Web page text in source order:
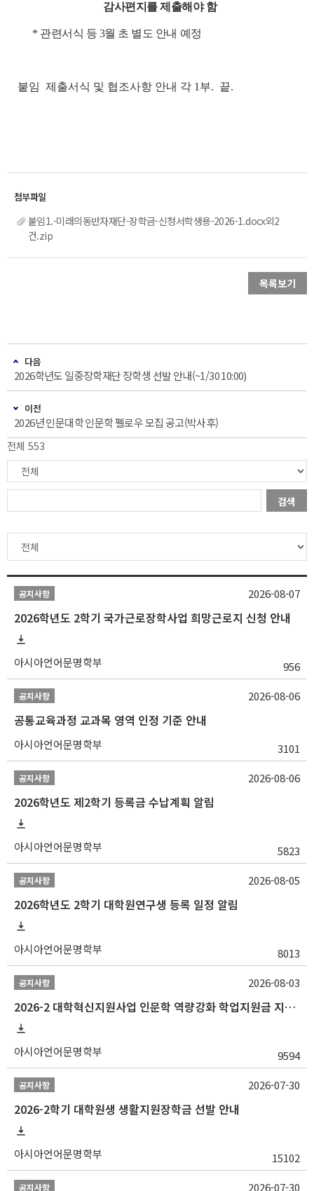
감사편지를 제출해야 함
* 관련서식 등 3월 초 별도 안내 예정
붙임 제출서식 및 협조사항 안내 각 1부. 끝.
붙임1.-미래의동반자재단-장학금-신청서학생용-2026-1.docx외2
건.zip
목록보기
다음
2026학년도 일중장학재단 장학생 선발 안내(~1/30 10:00)
이전
2026년 인문대학 인문학 펠로우 모집 공고(박사후)
전체 553
검색
공지사항
2026학년도 2학기 국가근로장학사업 희망근로지 신청 안내
아시아언어문명학부 956
2026-08-07
공지사항
공통교육과정 교과목 영역 인정 기준 안내
아시아언어문명학부 3101
2026-08-06
공지사항
2026학년도 제2학기 등록금 수납계획 알림
아시아언어문명학부 5823
2026-08-06
공지사항
2026학년도 2학기 대학원연구생 등록 일정 알림
아시아언어문명학부 8013
2026-08-05
공지사항
2026-2 대학혁신지원사업 인문학 역량강화 학업지원금 지원 선발 안내 (학/석/박사)
아시아언어문명학부 9594
2026-08-03
공지사항
2026-2학기 대학원생 생활지원장학금 선발 안내
아시아언어문명학부 15102
2026-07-30
공지사항 2026-07-30